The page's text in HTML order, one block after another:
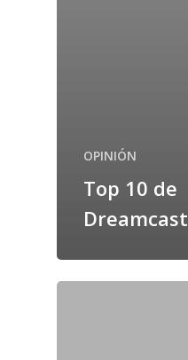
OPINIÓN
Top 10 de
Dreamcast